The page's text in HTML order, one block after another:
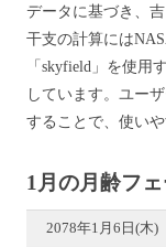
データに基づき、
干支の計算には
「skyfield」を使用
しています。ユー
することで、使い
1月の月齢フ
2078年1月6日(木)